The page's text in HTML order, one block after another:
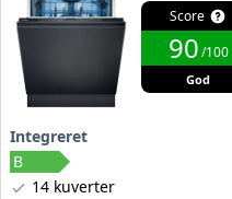
Score
90/100
God
Integreret
14 kuverter